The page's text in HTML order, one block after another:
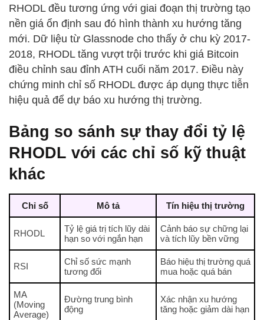
RHODL đều tương ứng với giai đoạn thị trường tạo
nền giá ổn định sau đó hình thành xu hướng tăng
mới. Dữ liệu từ Glassnode cho thấy ở chu kỳ 2017-
2018, RHODL tăng vượt trội trước khi giá Bitcoin
điều chỉnh sau đỉnh ATH cuối năm 2017. Điều này
chứng minh chỉ số RHODL được áp dụng thực tiễn
hiệu quả để dự báo xu hướng thị trường.
Bảng so sánh sự thay đổi tỷ lệ
RHODL với các chỉ số kỹ thuật
khác
Chỉ số Mô tả Tín hiệu thị trường
RHODL
Tỷ lệ giá trị tích lũy dài
hạn so với ngắn hạn
Cảnh báo sự chững lại
và tích lũy bền vững
RSI
Chỉ số sức mạnh
tương đối
Báo hiệu thị trường quá
mua hoặc quá bán
MA
(Moving
Average)
Đường trung bình
động
Xác nhận xu hướng
tăng hoặc giảm dài hạn